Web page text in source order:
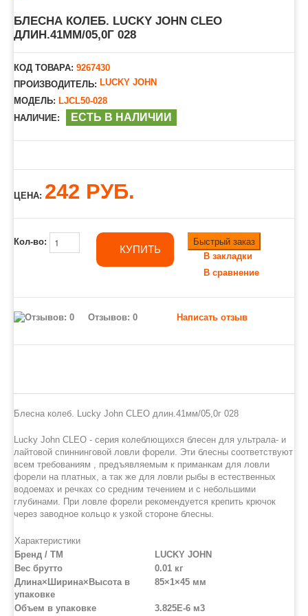
БЛЕСНА КОЛЕБ. LUCKY JOHN CLEO
ДЛИН.41ММ/05,0Г 028
КОД ТОВАРА: 9267430
ПРОИЗВОДИТЕЛЬ: LUCKY JOHN
МОДЕЛЬ: LJCL50-028
НАЛИЧИЕ:
ЕСТЬ В НАЛИЧИИ
ЦЕНА: 242 РУБ.
Кол-во:
КУПИТЬ
Быстрый заказ
В закладки
В сравнение
Отзывов: 0 Написать отзыв
Блесна колеб. Lucky John CLEO длин.41мм/05,0г 028
Lucky John CLEO - серия колеблющихся блесен для ультрала- и
лайтовой спиннинговой ловли форели. Эти блесны соответствуют
всем требованиям , предъявляемым к приманкам для ловли
форели на платных, а так же для ловли рыбы в естественных
водоемах и речках со средним течением и с небольшими
глубинами. При ловле форели рекомендуется крепить крючок
через заводное кольцо к узкой стороне блесны.
Характеристики
Бренд / ТМ
LUCKY JOHN
Вес брутто
0.01 кг
Длина×Ширина×Высота в
упаковке
85×1×45 мм
Объем в упаковке
3.825E-6 м3